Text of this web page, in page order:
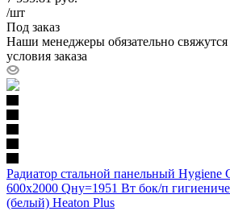
/шт
Под заказ
Наши менеджеры обязательно
условия заказа
Радиатор стальной панельный Hygiene
600х2000 Qну=1951 Вт бок/п
(белый) Heaton Plus